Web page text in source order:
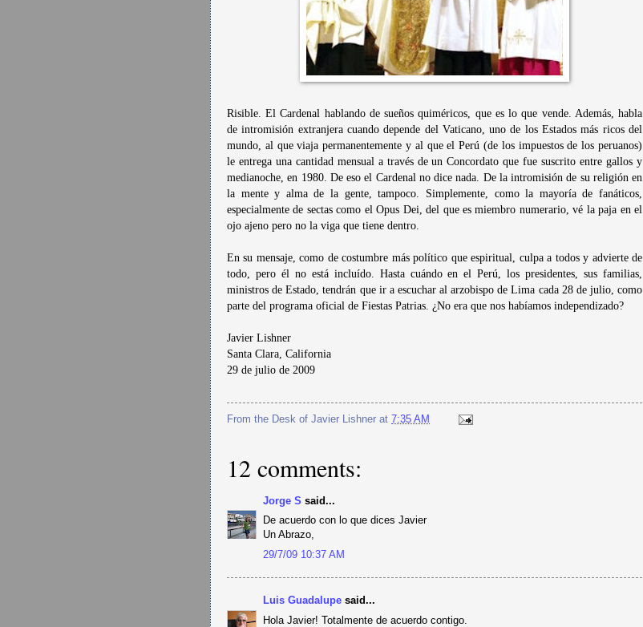
Risible. El Cardenal hablando de sueños quiméricos, que es lo que vende. Además, habla
de intromisión extranjera cuando depende del Vaticano, uno de los Estados más ricos del
mundo, al que viaja permanentemente y al que el Perú (de los impuestos de los peruanos)
le entrega una cantidad mensual a través de un Concordato que fue suscrito entre gallos y
medianoche, en 1980. De eso el Cardenal no dice nada. De la intromisión de su religión en
la mente y alma de la gente, tampoco. Simplemente, como la mayoría de fanáticos,
especialmente de sectas como el Opus Dei, del que es miembro numerario, vé la paja en el
ojo ajeno pero no la viga que tiene dentro.
En su mensaje, como de costumbre más político que espiritual, culpa a todos y advierte de
todo, pero él no está incluído. Hasta cuándo en el Perú, los presidentes, sus familias,
ministros de Estado, tendrán que ir a escuchar al arzobispo de Lima cada 28 de julio, como
parte del programa oficial de Fiestas Patrias. ¿No era que nos habíamos independizado?
Javier Lishner
Santa Clara, California
29 de julio de 2009
From the Desk of Javier Lishner at 7:35 AM
12 comments:
Jorge S said...
De acuerdo con lo que dices Javier
Un Abrazo,
29/7/09 10:37 AM
Luis Guadalupe said...
Hola Javier! Totalmente de acuerdo contigo.